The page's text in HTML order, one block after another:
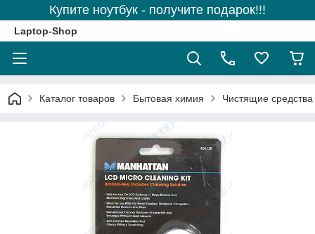
Купите ноутбук - получите подарок!!!
Laptop-Shop
Каталог товаров Бытовая химия Чистящие средства